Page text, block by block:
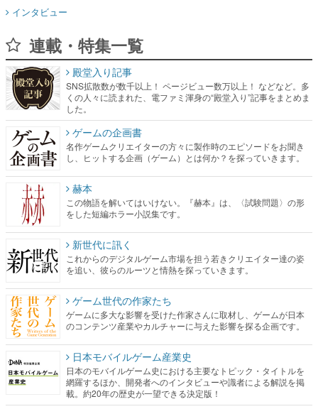
インタビュー
連載・特集一覧
殿堂入り記事
SNS拡散数が数千以上！ ページビュー数万以上！ などなど。多
くの人々に読まれた、電ファミ渾身の“殿堂入り”記事をまとめま
した。
ゲームの企画書
名作ゲームクリエイターの方々に製作時のエピソードをお聞き
し、ヒットする企画（ゲーム）とは何か？を探っていきます。
赫本
この物語を解いてはいけない。『赫本』は、〈試験問題〉の形
をした短編ホラー小説集です。
新世代に訊く
これからのデジタルゲーム市場を担う若きクリエイター達の姿
を追い、彼らのルーツと情熱を探っていきます。
ゲーム世代の作家たち
ゲームに多大な影響を受けた作家さんに取材し、ゲームが日本
のコンテンツ産業やカルチャーに与えた影響を探る企画です。
日本モバイルゲーム産業史
日本のモバイルゲーム史における主要なトピック・タイトルを
網羅するほか、開発者へのインタビューや識者による解説を掲
載。約20年の歴史が一望できる決定版！